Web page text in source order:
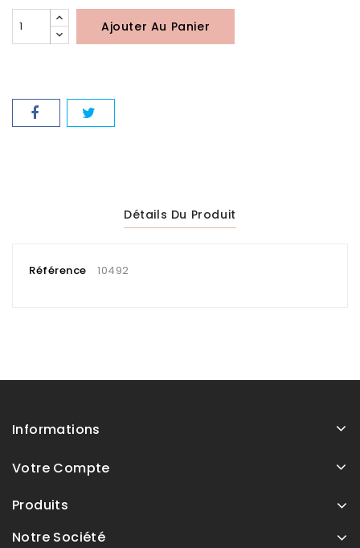
Ajouter Au Panier
Détails Du Produit
Référence 10492
Informations
Votre Compte
Produits
Notre Société